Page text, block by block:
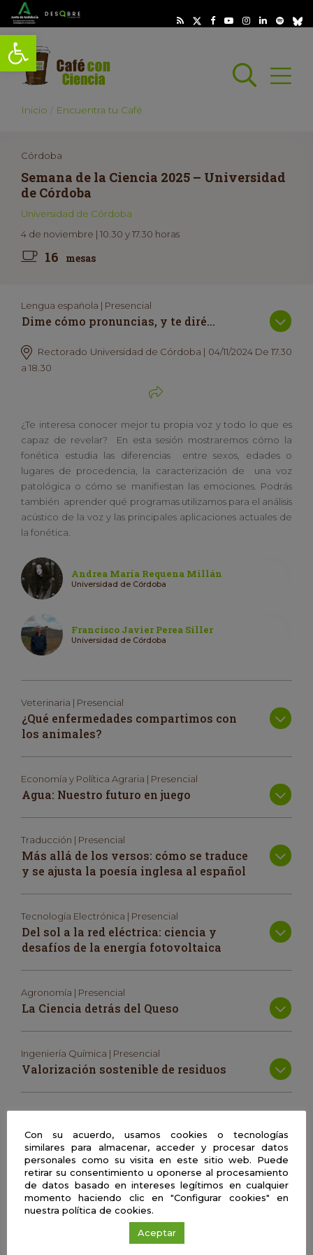
Abrir barra de herramientas
Abrir
Inicio Encuentra tu Café
Córdoba
Semana de la Ciencia 2025 – Universidad
de Córdoba
Universidad de Córdoba
4 de noviembre | 10.30 y 17.30 horas
16 mesas
Lengua española | Presencial
Dime cómo pronuncias, y te diré…
Rectorado Universidad de Córdoba | 04/11/2024 De 17.30
a 18.30
¿Te interesa conocer mejor tu propia voz y todo lo que es
capaz de revelar? En esta sesión mostraremos cómo la
fonética estudia las diferencias entre sexos, edades o
lugares de procedencia, la caracterización de una voz
patológica o cómo se manifiestan las emociones. Podrás
también aprender qué programas utilizamos para el análisis
acústico de la voz y las principales aplicaciones actuales de
la fonética.
Andrea María Requena Millán
Universidad de Córdoba
Francisco Javier Perea Siller
Universidad de Córdoba
Veterinaria | Presencial
¿Qué enfermedades compartimos con
los animales?
Economía y Política Agraria | Presencial
Agua: Nuestro futuro en juego
Traducción | Presencial
Más allá de los versos: cómo se traduce
y se ajusta la poesía inglesa al español
Tecnología Electrónica | Presencial
Del sol a la red eléctrica: ciencia y
desafíos de la energía fotovoltaica
Agronomía | Presencial
La Ciencia detrás del Queso
Ingeniería Química | Presencial
Valorización sostenible de residuos
Matemáticas | Presencial
¿Cuentas? ¿Qué cuentas?
Enfermería | Presencial
Cuidar con Ética: cuando hay personas
que también lo necesitan
Con su acuerdo, usamos cookies o tecnologías
similares para almacenar, acceder y procesar datos
personales como su visita en este sitio web. Puede
retirar su consentimiento u oponerse al procesamiento
de datos basado en intereses legítimos en cualquier
momento haciendo clic en "Configurar cookies" en
nuestra política de cookies.
Aceptar